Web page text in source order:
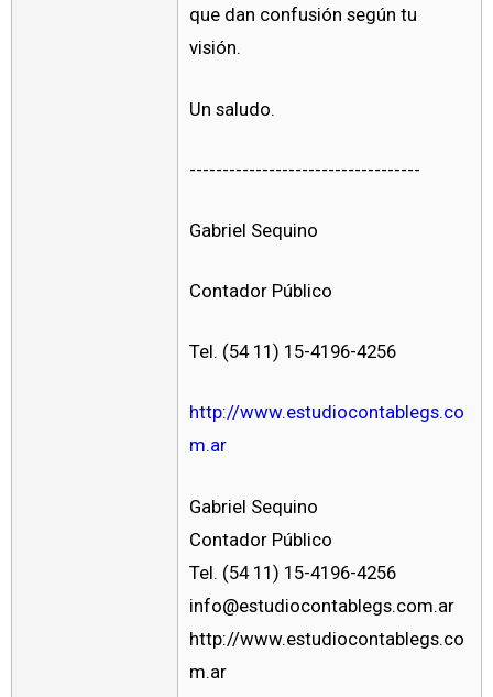
que dan confusión según tu
visión.
Un saludo.
-----------------------------------
Gabriel Sequino
Contador Público
Tel. (54 11) 15-4196-4256
http://www.estudiocontablegs.co
m.ar
Gabriel Sequino
Contador Público
Tel. (54 11) 15-4196-4256
info@estudiocontablegs.com.ar
http://www.estudiocontablegs.co
m.ar